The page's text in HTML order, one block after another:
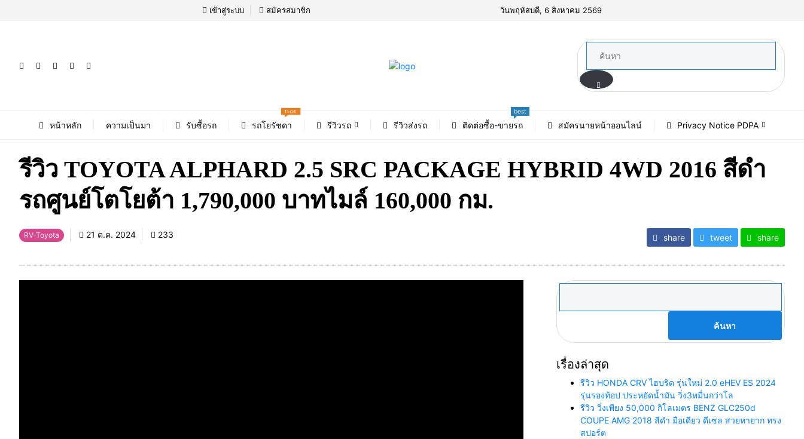
เข้าสู่ระบบ สมัครสมาชิก วันพฤหัสบดี, 6 สิงหาคม 2569
หน้าหลัก ความเป็นมา รับซื้อรถ รถโยรัชดา
hot
รีวิวรถ รีวิวส่งรถ ติดต่อซื้อ-ขายรถ
best
สมัครนายหน้าออนไลน์ Privacy Notice PDPA
รีวิว TOYOTA ALPHARD 2.5 SRC PACKAGE HYBRID 4WD 2016 สีดำ
รถศูนย์โตโยต้า 1,790,000 บาทไมล์ 160,000 กม.
RV-Toyota 21 ต.ค. 2024 233 share tweet share
ค้นหา
เรื่องล่าสุด
รีวิว HONDA CRV ไฮบริด รุ่นใหม่ 2.0 eHEV ES 2024
รุ่นรองท้อป ประหยัดน้ำมัน วิ่ง3หมื่นกว่าโล
รีวิว วิ่งเพียง 50,000 กิโลเมตร BENZ GLC250d
COUPE AMG 2018 สีดำ มือเดียว ดีเซล สวยหายาก ทรง
สปอร์ต